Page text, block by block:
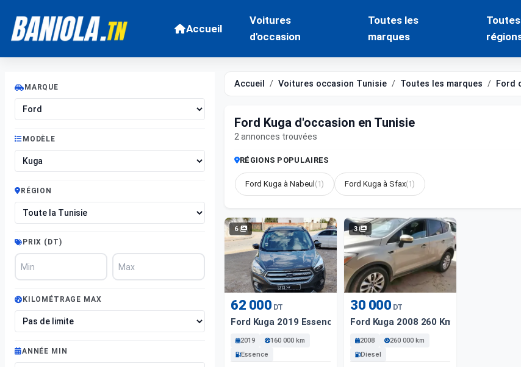
Accueil
Voitures
d'occasion
Toutes les
marques
MARQUE
MODÈLE
RÉGION
PRIX (DT)
KILOMÉTRAGE MAX
ANNÉE MIN
Accueil Voitures occasion Tunisie Toutes les marques Ford
Ford Kuga d'occasion en Tunisie
2 annonces trouvées
RÉGIONS POPULAIRES
Ford Kuga à Nabeul (1) Ford Kuga à Sfax(1)
6
62 000 DT
Ford Kuga 2019 Essence 160 000 Km Sfax
2019
160 000 km
Essence
3
30 000 DT
Ford Kuga 2008 260 Km
2008
260 000 km
Diesel